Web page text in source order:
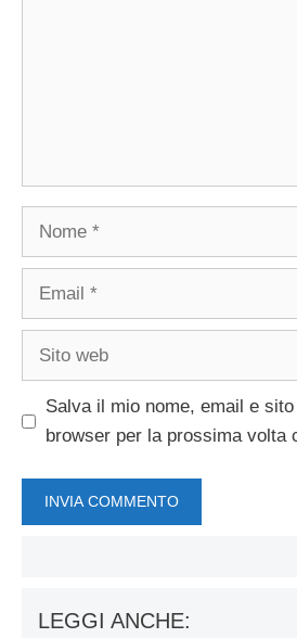
Nome
Email
Sito
Salva il mio nome, email e
browser per la prossima volta
LEGGI ANCHE: